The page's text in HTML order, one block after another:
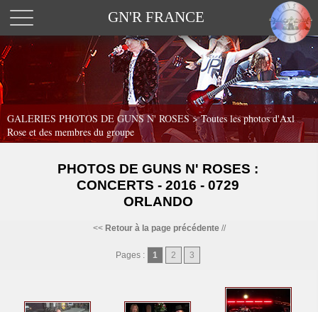
GN'R FRANCE
GALERIES PHOTOS DE GUNS N' ROSES >Toutes les photos d'Axl
Rose et des membres du groupe
PHOTOS DE GUNS N' ROSES :
CONCERTS - 2016 - 0729
ORLANDO
<< Retour à la page précédente//
Pages : 1 2 3